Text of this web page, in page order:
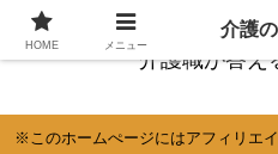
介護職が答え
※このホームぺージにはアフィリエ
HOME メニュー
介護